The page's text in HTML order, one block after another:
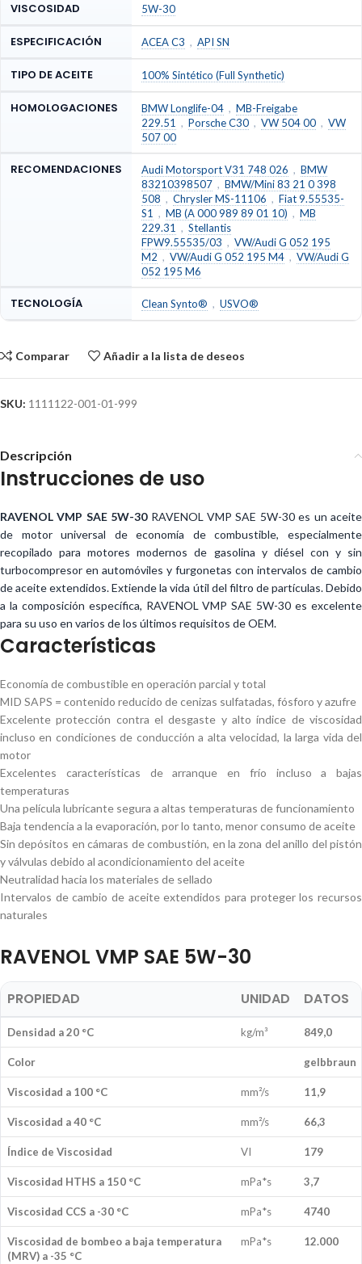
VISCOSIDAD 5W-30
ESPECIFICACIÓN ACEA C3 , API SN
TIPO DE ACEITE 100% Sintético (Full Synthetic)
HOMOLOGACIONES BMW Longlife-04 , MB-Freigabe
229.51 , Porsche C30 , VW 504 00 , VW
507 00
RECOMENDACIONES Audi Motorsport V31 748 026 , BMW
83210398507 , BMW/Mini 83 21 0 398
508 , Chrysler MS-11106 , Fiat 9.55535-
S1 , MB (A 000 989 89 01 10) , MB
229.31 , Stellantis
FPW9.55535/03 , VW/Audi G 052 195
M2 , VW/Audi G 052 195 M4 , VW/Audi G
052 195 M6
TECNOLOGÍA Clean Synto® , USVO®
Comparar Añadir a la lista de deseos
SKU: 1111122-001-01-999
Descripción
Instrucciones de uso
RAVENOL VMP SAE 5W-30RAVENOL VMP SAE 5W-30 es un aceite
de motor universal de economía de combustible, especialmente
recopilado para motores modernos de gasolina y diésel con y sin
turbocompresor en automóviles y furgonetas con intervalos de cambio
de aceite extendidos. Extiende la vida útil del filtro de partículas. Debido
a la composición específica, RAVENOL VMP SAE 5W-30 es excelente
para su uso en varios de los últimos requisitos de OEM.
Características
Economía de combustible en operación parcial y total
MID SAPS = contenido reducido de cenizas sulfatadas, fósforo y azufre
Excelente protección contra el desgaste y alto índice de viscosidad
incluso en condiciones de conducción a alta velocidad, la larga vida del
motor
Excelentes características de arranque en frío incluso a bajas
temperaturas
Una película lubricante segura a altas temperaturas de funcionamiento
Baja tendencia a la evaporación, por lo tanto, menor consumo de aceite
Sin depósitos en cámaras de combustión, en la zona del anillo del pistón
y válvulas debido al acondicionamiento del aceite
Neutralidad hacia los materiales de sellado
Intervalos de cambio de aceite extendidos para proteger los recursos
naturales
RAVENOL VMP SAE 5W-30
PROPIEDAD UNIDAD DATOS
Densidad a 20 °C kg/m³ 849,0
Color gelbbraun
Viscosidad a 100 °C mm²/s 11,9
Viscosidad a 40 °C mm²/s 66,3
Índice de Viscosidad VI 179
Viscosidad HTHS a 150 °C mPa*s 3,7
Viscosidad CCS a -30 °C mPa*s 4740
Viscosidad de bombeo a baja temperatura
(MRV) a -35 °C
mPa*s 12.000